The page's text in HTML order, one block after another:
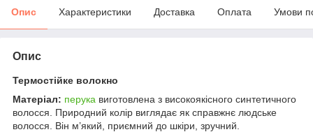
Опис Характеристики Доставка Оплата Умови
Опис
Термостійке волокно
Матеріал: перука виготовлена з високоякісного синтетичного
волосся. Природний колір виглядає як справжнє людське
волосся. Він м’який, приємний до шкіри, зручний.